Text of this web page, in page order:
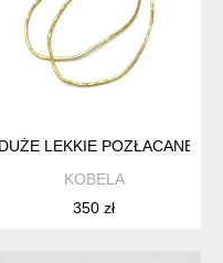
JADEITEM
DUŻE LEKKIE POZŁACANE
KOBELA
350 zł